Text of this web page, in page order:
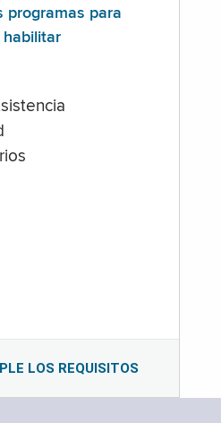
programas para
habilitar
LOS REQUISITOS